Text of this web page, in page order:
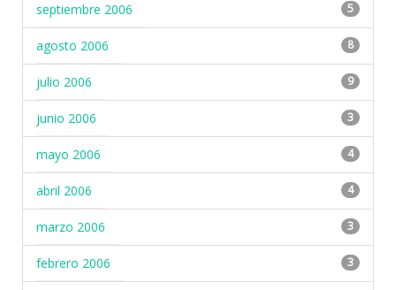
septiembre 2006 5
agosto 2006 8
julio 2006 9
junio 2006 3
mayo 2006 4
abril 2006 4
marzo 2006 3
febrero 2006 3